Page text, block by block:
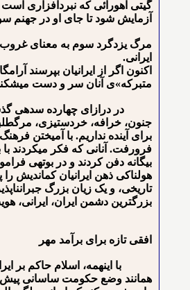
گیتی اهورائی که نبردافزاری است
آزمایش شود تا جای او در
مرگ یزدگرد سوم به معنای غروب
ایرانی.
اکنون اگر از ایرانیان بپرسند
متبرکه»ی آنان سر و دست
در درازای چهارده سده⁯ی گذشته،
جنون، خرافه، خردستیزی،
برای آینده نداریم. با آمیختن
فرورفت. آنانی که فکر می⁯کردند
بیگانه دفن کردند و در بوته⁯ی
هولناکی ذهن ایرانیان
تاریخی، و یک زیان بزرگ
بزرگترین دشمن ایران، ایرانی،
افقی تازه برای برآمد مهر
با این⁯همه، اسلام حاکم بر
همانند وضع حکومت ساسانی پیش